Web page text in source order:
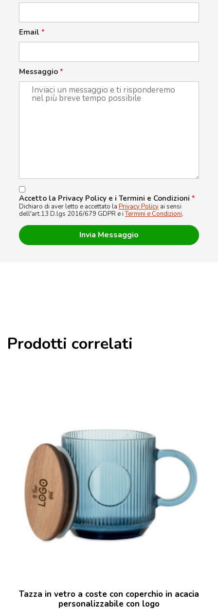
Email *
Messaggio *
Accetto la Privacy Policy e i Termini e Condizioni *
Dichiaro di aver letto e accettato la Privacy Policy ai sensi
dell'art.13 D.lgs 2016/679 GDPR e iTermini e Condizioni.
Prodotti correlati
Tazza in vetro a coste con coperchio in acacia
personalizzabile con logo